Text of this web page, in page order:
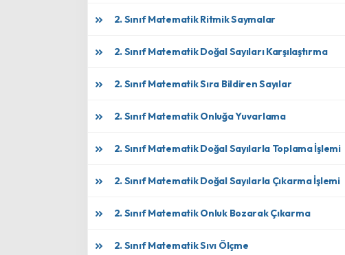
2. Sınıf Matematik Ritmik Saymalar
2. Sınıf Matematik Doğal Sayıları Karşılaştırma
2. Sınıf Matematik Sıra Bildiren Sayılar
2. Sınıf Matematik Onluğa Yuvarlama
2. Sınıf Matematik Doğal Sayılarla Toplama İşlemi
2. Sınıf Matematik Doğal Sayılarla Çıkarma İşlemi
2. Sınıf Matematik Onluk Bozarak Çıkarma
2. Sınıf Matematik Sıvı Ölçme